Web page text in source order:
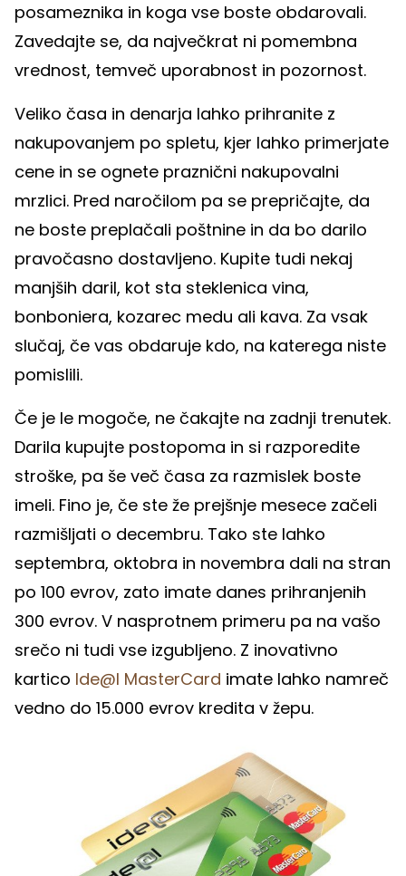
posameznika in koga vse boste obdarovali.
Zavedajte se, da največkrat ni pomembna
vrednost, temveč uporabnost in pozornost.
Veliko časa in denarja lahko prihranite z
nakupovanjem po spletu, kjer lahko primerjate
cene in se ognete praznični nakupovalni
mrzlici. Pred naročilom pa se prepričajte, da
ne boste preplačali poštnine in da bo darilo
pravočasno dostavljeno. Kupite tudi nekaj
manjših daril, kot sta steklenica vina,
bonboniera, kozarec medu ali kava. Za vsak
slučaj, če vas obdaruje kdo, na katerega niste
pomislili.
Če je le mogoče, ne čakajte na zadnji trenutek.
Darila kupujte postopoma in si razporedite
stroške, pa še več časa za razmislek boste
imeli. Fino je, če ste že prejšnje mesece začeli
razmišljati o decembru. Tako ste lahko
septembra, oktobra in novembra dali na stran
po 100 evrov, zato imate danes prihranjenih
300 evrov. V nasprotnem primeru pa na vašo
srečo ni tudi vse izgubljeno. Z inovativno
kartico Ide@l MasterCard imate lahko namreč
vedno do 15.000 evrov kredita v žepu.